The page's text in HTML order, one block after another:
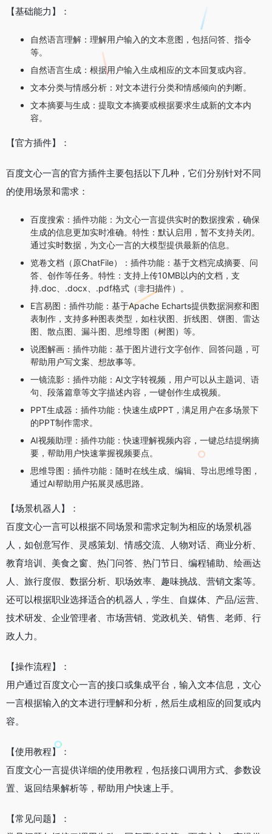
【基础能力】：
自然语言理解：理解用户输入的文本意图，包括问答、指令
等。
自然语言生成：根据用户输入生成相应的文本回复或内容。
文本分类与情感分析：对文本进行分类和情感倾向的判断。
文本摘要与生成：提取文本摘要或根据要求生成新的文本内
容。
【官方插件】：
百度文心一言的官方插件主要包括以下几种，它们分别针对不同
的使用场景和需求：
百度搜索：插件功能：为文心一言提供实时的数据搜索，确保
生成的信息更加实时准确。特性：默认启用，暂不支持关闭。
通过实时数据，为文心一言的大模型提供最新的信息。
览卷文档（原ChatFile）：插件功能：基于文档完成摘要、问
答、创作等任务。特性：支持上传10MB以内的文档，支
持.doc、.docx、.pdf格式（非扫描件）。
E言易图：插件功能：基于Apache Echarts提供数据洞察和图
表制作，支持多种图表类型，如柱状图、折线图、饼图、雷达
图、散点图、漏斗图、思维导图（树图）等。
说图解画：插件功能：基于图片进行文字创作、回答问题，可
帮助用户写文案、想故事等。
一镜流影：插件功能：AI文字转视频，用户可以从主题词、语
句、段落篇章等文字描述内容，一键创作生成视频。
PPT生成器：插件功能：快速生成PPT，满足用户在多场景下
的PPT制作需求。
AI视频助理：插件功能：快速理解视频内容，一键总结提纲摘
要，帮助用户快速掌握视频要点。
思维导图：插件功能：随时在线生成、编辑、导出思维导图，
通过AI帮助用户拓展灵感思路。
【场景机器人】：
百度文心一言可以根据不同场景和需求定制为相应的场景机器
人，如创意写作、灵感策划、情感交流、人物对话、商业分析、
教育培训、美食之窗、热门问答、热门节日、编程辅助、绘画达
人、旅行度假、数据分析、职场效率、趣味挑战、营销文案等。
还可以根据职业选择适合的机器人，学生、自媒体、产品/运营、
技术研发、企业管理者、市场营销、党政机关、销售、老师、行
政人力。
【操作流程】：
用户通过百度文心一言的接口或集成平台，输入文本信息，文心
一言根据输入的文本进行理解和分析，然后生成相应的回复或内
容。
【使用教程】：
百度文心一言提供详细的使用教程，包括接口调用方式、参数设
置、返回结果解析等，帮助用户快速上手。
【常见问题】：